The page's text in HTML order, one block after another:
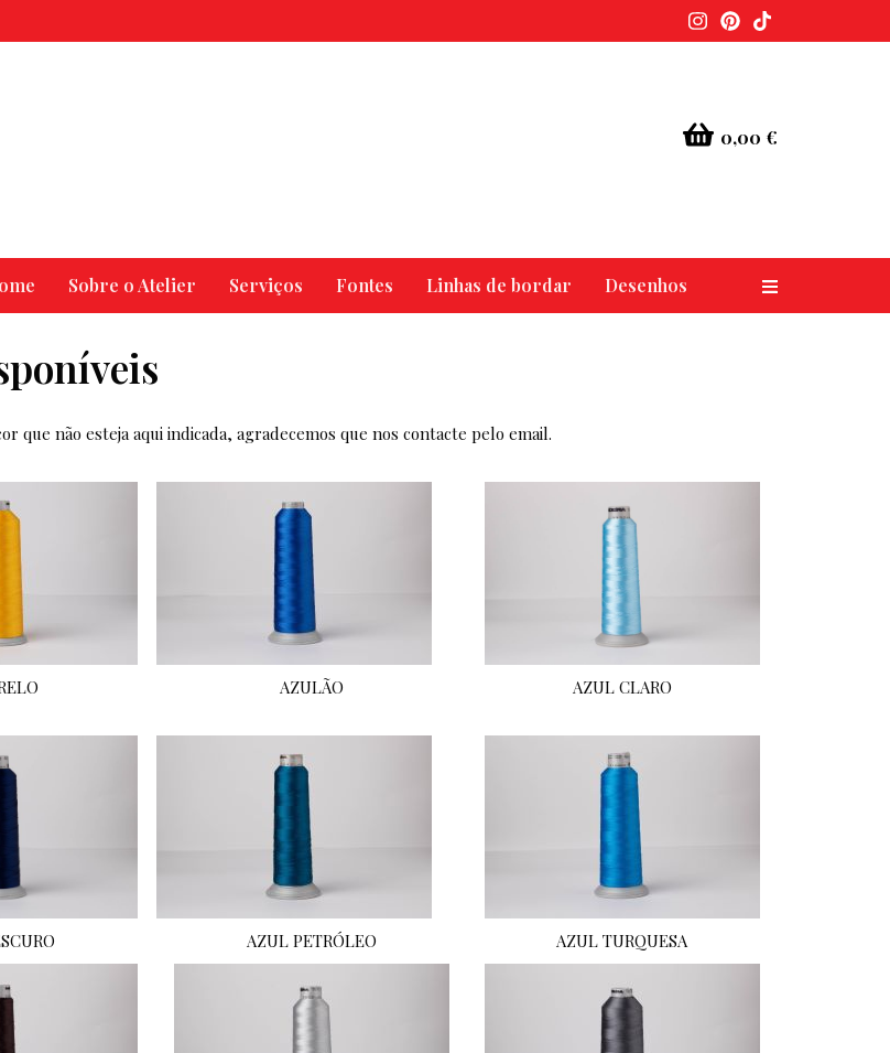
0,00 €
Sobre o Atelier Serviços Fontes Linhas de bordar Desenhos
que não esteja aqui indicada, agradecemos que nos contacte pelo email.
AZULÃO AZUL CLARO
AZUL PETRÓLEO AZUL TURQUESA